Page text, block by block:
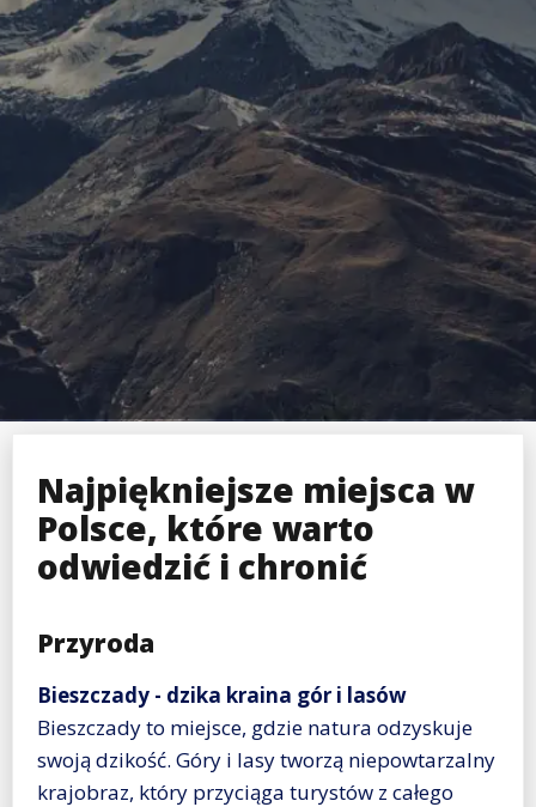
Najpiękniejsze miejsca w
Polsce, które warto
odwiedzić i chronić
Przyroda
Bieszczady - dzika kraina gór i lasów
Bieszczady to miejsce, gdzie natura odzyskuje
swoją dzikość. Góry i lasy tworzą niepowtarzalny
krajobraz, który przyciąga turystów z całego